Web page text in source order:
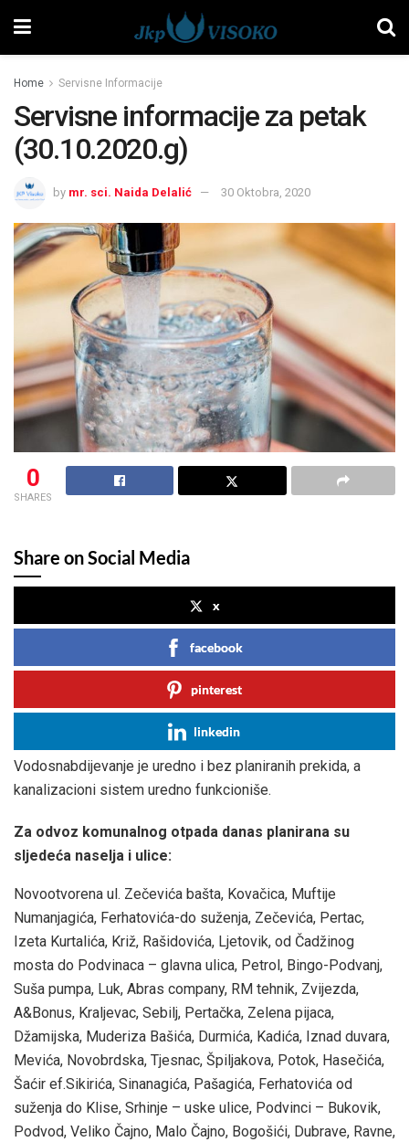
Home Servisne Informacije
Servisne informacije za petak
(30.10.2020.g)
by mr. sci. Naida Delalić 30 Oktobra, 2020
0
SHARES
Share on Social Media
x
facebook
pinterest
linkedin
Vodosnabdijevanje je uredno i bez planiranih prekida, a
kanalizacioni sistem uredno funkcioniše.
Za odvoz komunalnog otpada danas planirana su
sljedeća naselja i ulice:
Novootvorena ul. Zečevića bašta, Kovačica, Muftije
Numanjagića, Ferhatovića-do suženja, Zečevića, Pertac,
Izeta Kurtalića, Križ, Rašidovića, Ljetovik, od Čadžinog
mosta do Podvinaca – glavna ulica, Petrol, Bingo-Podvanj,
Suša pumpa, Luk, Abras company, RM tehnik, Zvijezda,
A&Bonus, Kraljevac, Sebilj, Pertačka, Zelena pijaca,
Džamijska, Muderiza Bašića, Durmića, Kadića, Iznad duvara,
Mevića, Novobrdska, Tjesnac, Špiljakova, Potok, Hasečića,
Šaćir ef.Sikirića, Sinanagića, Pašagića, Ferhatovića od
suženja do Klise, Srhinje – uske ulice, Podvinci – Bukovik,
Podvod, Veliko Čajno, Malo Čajno, Bogošići, Dubrave, Ravne,